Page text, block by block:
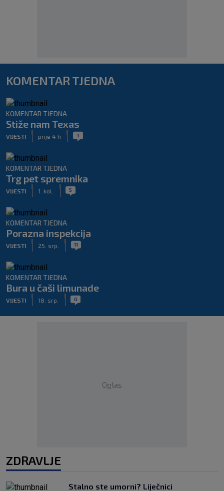
KOMENTAR TJEDNA
KOMENTAR TJEDNA
Stiže nam Texas
VIJESTI prije 4 h 1
KOMENTAR TJEDNA
Trg pet spremnika
VIJESTI 1. kol. 5
KOMENTAR TJEDNA
Porazna inspekcija
VIJESTI 25. srp. 11
KOMENTAR TJEDNA
Bura u čaši limunade
VIJESTI 18. srp. 0
Oglas
ZDRAVLJE
Stalno ste umorni? Liječnici